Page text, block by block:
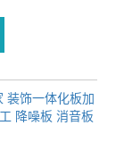
装饰一体化板加
降噪板 消音板